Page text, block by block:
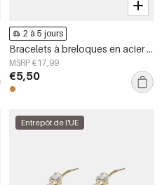
2 à 5 jours
Bracelets à breloques en acier inoxydable, forme géométrique, collection Simple Daily Simple, bijoux pour femmes
MSRP €17,99
€5,50
Entrepôt de l'UE